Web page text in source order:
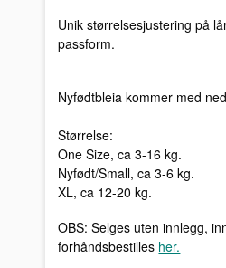
Unik størrelsesjustering på
passform.
Nyfødtbleia kommer med
Størrelse:
One Size, ca 3-16 kg.
Nyfødt/Small, ca 3-6 kg.
XL, ca 12-20 kg.
OBS: Selges uten innlegg,
forhåndsbestilles her.